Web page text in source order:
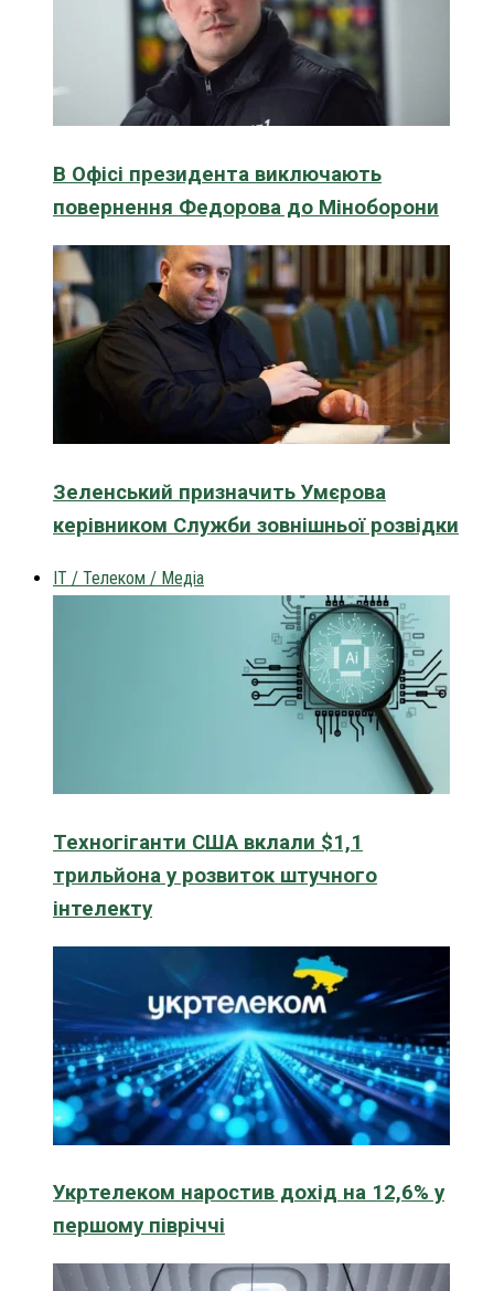
В Офісі президента виключають
повернення Федорова до Міноборони
Зеленський призначить Умєрова
керівником Служби зовнішньої розвідки
IT / Телеком / Медіа
Техногіганти США вклали $1,1
трильйона у розвиток штучного
інтелекту
Укртелеком наростив дохід на 12,6% у
першому півріччі